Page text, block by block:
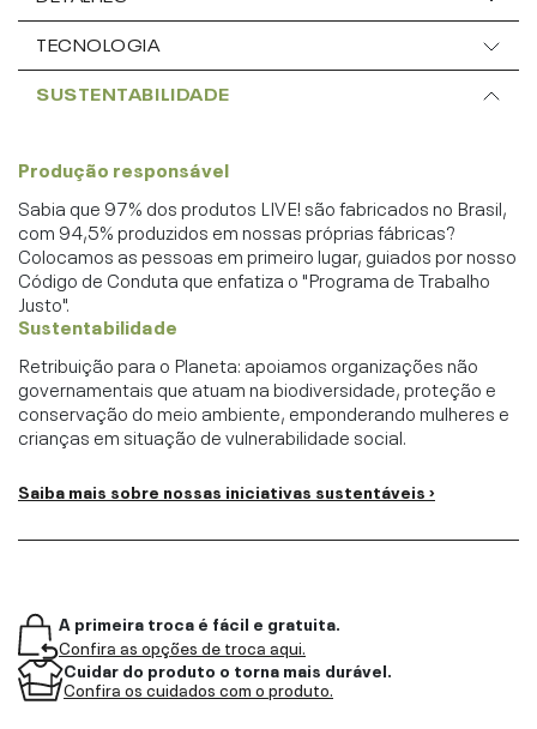
TECNOLOGIA
SUSTENTABILIDADE
Produção responsável
Sabia que 97% dos produtos LIVE! são fabricados no Brasil,
com 94,5% produzidos em nossas próprias fábricas?
Colocamos as pessoas em primeiro lugar, guiados por nosso
Código de Conduta que enfatiza o "Programa de Trabalho
Justo".
Sustentabilidade
Retribuição para o Planeta: apoiamos organizações não
governamentais que atuam na biodiversidade, proteção e
conservação do meio ambiente, emponderando mulheres e
crianças em situação de vulnerabilidade social.
Saiba mais sobre nossas iniciativas sustentáveis ›
A primeira troca é fácil e gratuita.
Confira as opções de troca aqui.
Cuidar do produto o torna mais durável.
Confira os cuidados com o produto.